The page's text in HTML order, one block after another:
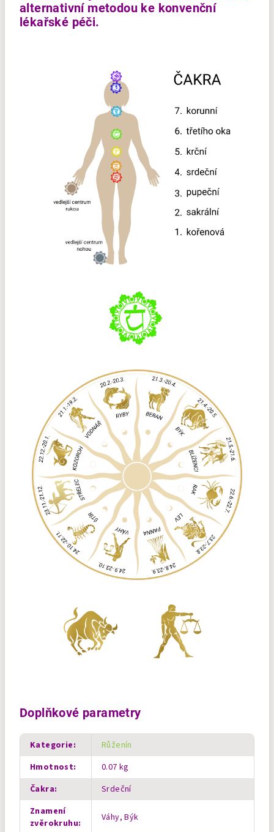
alternativní metodou ke konvenční
lékařské péči.
Doplňkové parametry
Kategorie:
Růženín
Hmotnost:
0.07 kg
Čakra:
Srdeční
Znamení
zvěrokruhu: Váhy, Býk